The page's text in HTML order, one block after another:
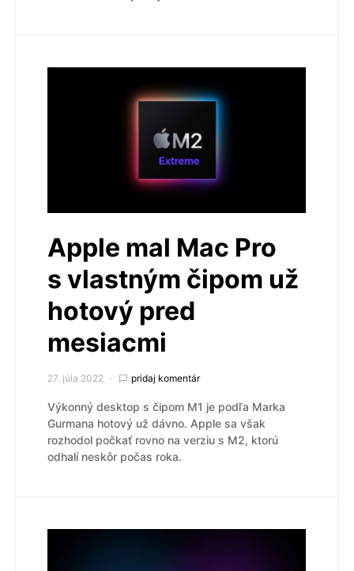
Apple mal Mac Pro
s vlastným čipom už
hotový pred
mesiacmi
27. júla 2022 pridaj komentár
Výkonný desktop s čipom M1 je podľa Marka
Gurmana hotový už dávno. Apple sa však
rozhodol počkať rovno na verziu s M2, ktorú
odhalí neskôr počas roka.